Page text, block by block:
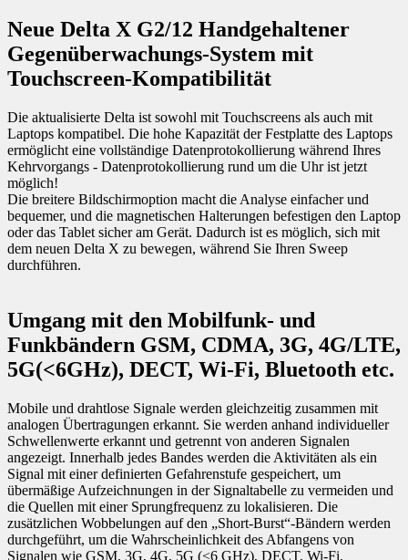
Neue Delta X G2/12 Handgehaltener
Gegenüberwachungs-System mit
Touchscreen-Kompatibilität
Die aktualisierte Delta ist sowohl mit Touchscreens als auch mit
Laptops kompatibel. Die hohe Kapazität der Festplatte des Laptops
ermöglicht eine vollständige Datenprotokollierung während Ihres
Kehrvorgangs - Datenprotokollierung rund um die Uhr ist jetzt
möglich!
Die breitere Bildschirmoption macht die Analyse einfacher und
bequemer, und die magnetischen Halterungen befestigen den Laptop
oder das Tablet sicher am Gerät. Dadurch ist es möglich, sich mit
dem neuen Delta X zu bewegen, während Sie Ihren Sweep
durchführen.
Umgang mit den Mobilfunk- und
Funkbändern GSM, CDMA, 3G, 4G/LTE,
5G(<6GHz), DECT, Wi-Fi, Bluetooth etc.
Mobile und drahtlose Signale werden gleichzeitig zusammen mit
analogen Übertragungen erkannt. Sie werden anhand individueller
Schwellenwerte erkannt und getrennt von anderen Signalen
angezeigt. Innerhalb jedes Bandes werden die Aktivitäten als ein
Signal mit einer definierten Gefahrenstufe gespeichert, um
übermäßige Aufzeichnungen in der Signaltabelle zu vermeiden und
die Quellen mit einer Sprungfrequenz zu lokalisieren. Die
zusätzlichen Wobbelungen auf den „Short-Burst“-Bändern werden
durchgeführt, um die Wahrscheinlichkeit des Abfangens von
Signalen wie GSM, 3G, 4G, 5G (<6 GHz), DECT, Wi-Fi,